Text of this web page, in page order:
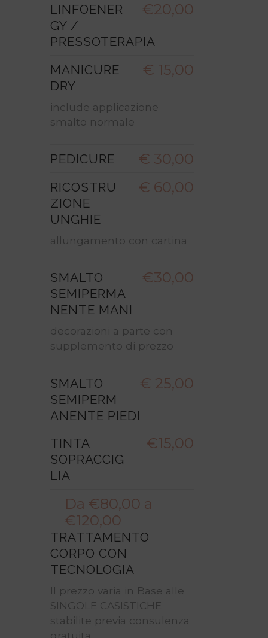
€20,00
LINFOENER
GY /
PRESSOTERAPIA
€ 15,00
MANICURE
DRY
include applicazione
smalto normale
€ 30,00
PEDICURE
€ 60,00
RICOSTRU
ZIONE
UNGHIE
allungamento con cartina
€30,00
SMALTO
SEMIPERMA
NENTE MANI
decorazioni a parte con
supplemento di prezzo
€ 25,00
SMALTO
SEMIPERM
ANENTE PIEDI
€15,00
TINTA
SOPRACCIG
LIA
Da €80,00 a
€120,00
TRATTAMENTO
CORPO CON
TECNOLOGIA
Il prezzo varia in Base alle
SINGOLE CASISTICHE
stabilite previa consulenza
gratuita.